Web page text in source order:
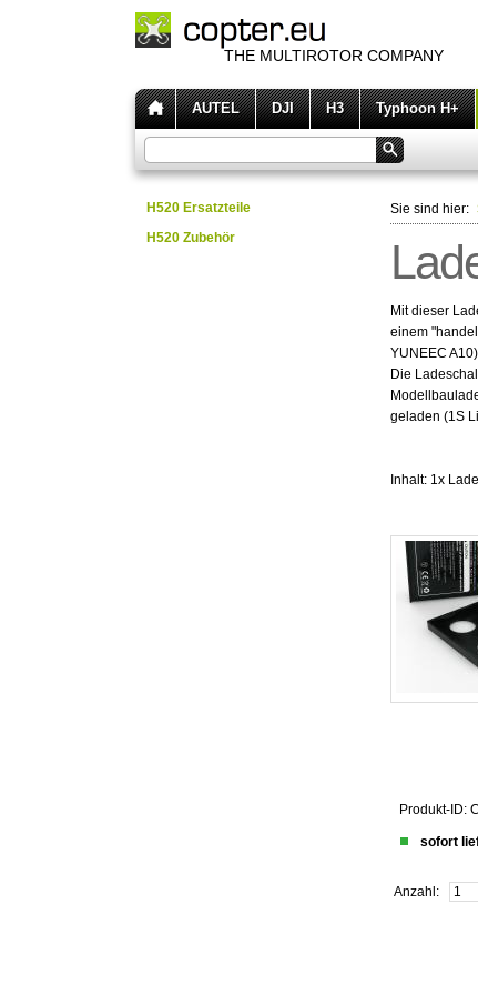
THE MULTIROTOR COMPANY
AUTEL DJI H3 Typhoon H+
H520 Ersatzteile
H520 Zubehör
Sie sind hier:
Mit dieser
einem
YUNEEC
Die
geladen (1S
Inhalt: 1x
Produkt-ID:
sofort
Anzahl: